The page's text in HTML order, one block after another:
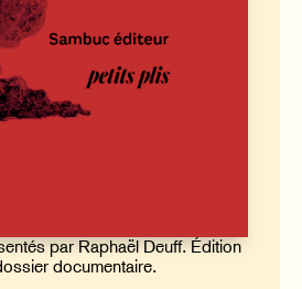
par Raphaël Deuff. Édition
documentaire.